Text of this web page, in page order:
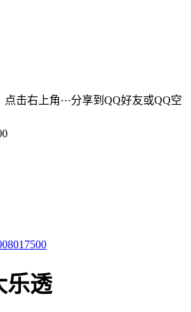
击右上角···分享到QQ好友或QQ空
乐透